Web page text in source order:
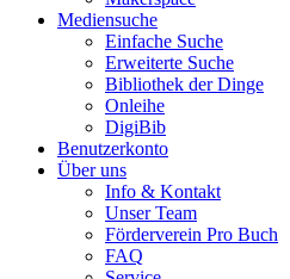
Mediensuche
Einfache Suche
Erweiterte Suche
Bibliothek der Dinge
Onleihe
DigiBib
Benutzerkonto
Über uns
Info & Kontakt
Unser Team
Förderverein Pro Buch
FAQ